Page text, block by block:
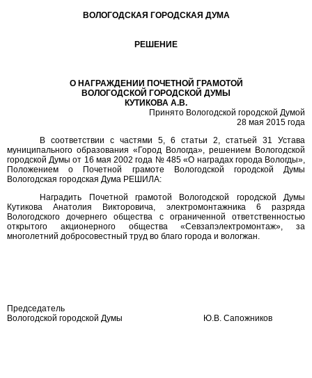
ВОЛОГОДСКАЯ ГОРОДСКАЯ ДУМА
РЕШЕНИЕ
О НАГРАЖДЕНИИ ПОЧЕТНОЙ ГРАМОТОЙ
ВОЛОГОДСКОЙ ГОРОДСКОЙ ДУМЫ
КУТИКОВА А.В.
Принято Вологодской городской Думой
28 мая 2015 года
В соответствии с частями 5, 6 статьи 2, статьей 31 Устава
муниципального образования «Город Вологда», решением Вологодской
городской Думы от 16 мая 2002 года № 485 «О наградах города Вологды»,
Положением о Почетной грамоте Вологодской городской Думы
Вологодская городская Дума РЕШИЛА:
Наградить Почетной грамотой Вологодской городской Думы
Кутикова Анатолия Викторовича, электромонтажника 6 разряда
Вологодского дочернего общества с ограниченной ответственностью
открытого акционерного общества «Севзапэлектромонтаж», за
многолетний добросовестный труд во благо города и вологжан.
Председатель
Вологодской городской Думы
Ю.В. Сапожников